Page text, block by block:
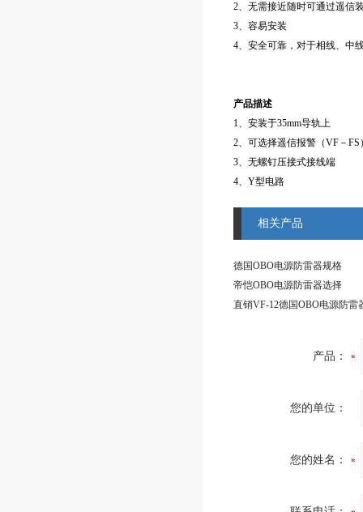
2、无需接近随时可通过遥信
3、容易安装
4、安全可靠，对于相线、中
产品描述
1、安装于35mm导轨上
2、可选择遥信报警（VF－FS
3、无螺钉压接式接线端
4、Y型电路
相关产品
德国OBO电源防雷器规格
帝恺OBO电源防雷器选择
直销VF-12德国OBO电源防雷
产品：
您的单位：
您的姓名：